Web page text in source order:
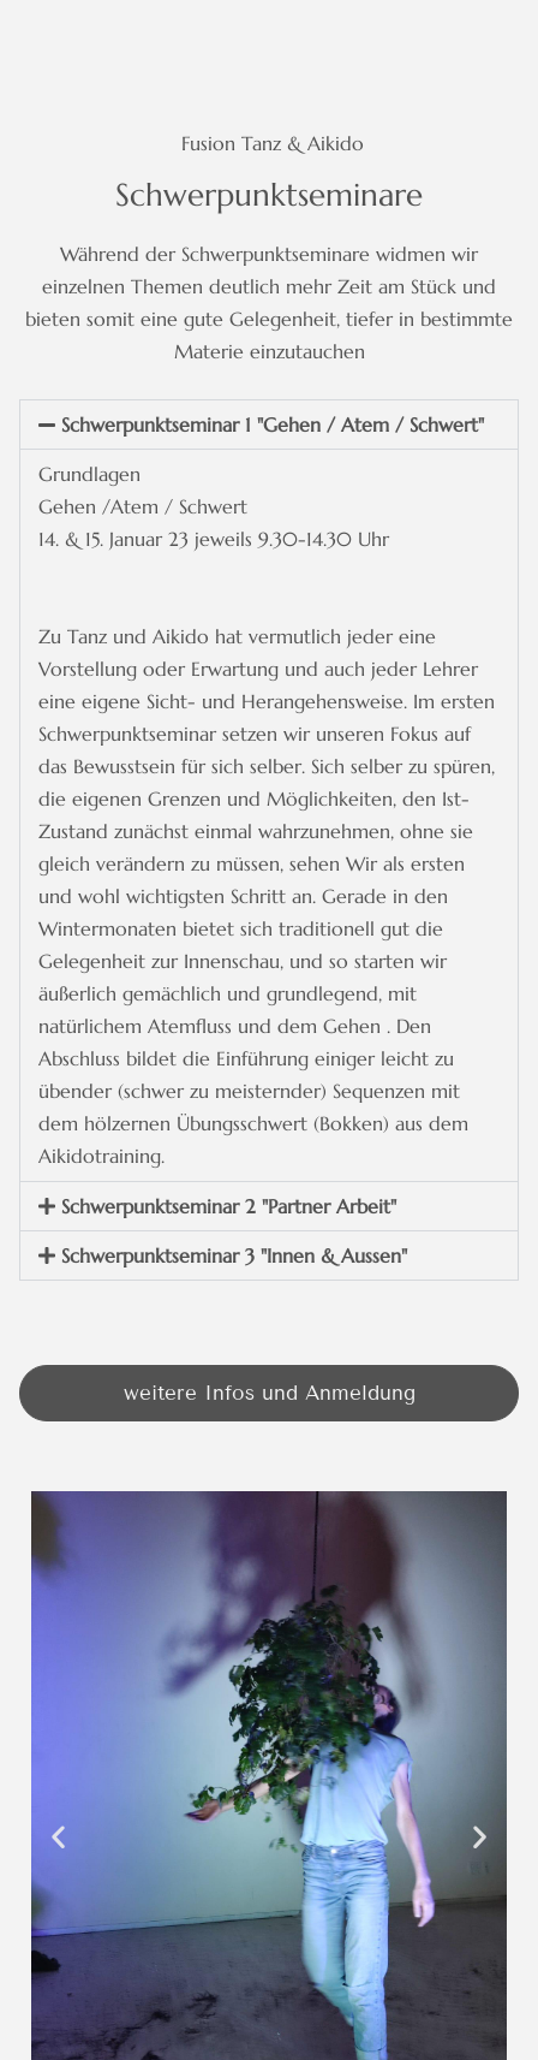
Fusion Tanz & Aikido
Schwerpunktseminare
Während der Schwerpunktseminare widmen wir
einzelnen Themen deutlich mehr Zeit am Stück und
bieten somit eine gute Gelegenheit, tiefer in bestimmte
Materie einzutauchen
Schwerpunktseminar 1 "Gehen / Atem / Schwert"
Grundlagen
Gehen /Atem / Schwert
14. & 15. Januar 23 jeweils 9.30-14.30 Uhr
Zu Tanz und Aikido hat vermutlich jeder eine
Vorstellung oder Erwartung und auch jeder Lehrer
eine eigene Sicht- und Herangehensweise. Im ersten
Schwerpunktseminar setzen wir unseren Fokus auf
das Bewusstsein für sich selber. Sich selber zu spüren,
die eigenen Grenzen und Möglichkeiten, den Ist-
Zustand zunächst einmal wahrzunehmen, ohne sie
gleich verändern zu müssen, sehen Wir als ersten
und wohl wichtigsten Schritt an. Gerade in den
Wintermonaten bietet sich traditionell gut die
Gelegenheit zur Innenschau, und so starten wir
äußerlich gemächlich und grundlegend, mit
natürlichem Atemfluss und dem Gehen . Den
Abschluss bildet die Einführung einiger leicht zu
übender (schwer zu meisternder) Sequenzen mit
dem hölzernen Übungsschwert (Bokken) aus dem
Aikidotraining.
Schwerpunktseminar 2 "Partner Arbeit"
Schwerpunktseminar 3 "Innen & Aussen"
weitere Infos und Anmeldung